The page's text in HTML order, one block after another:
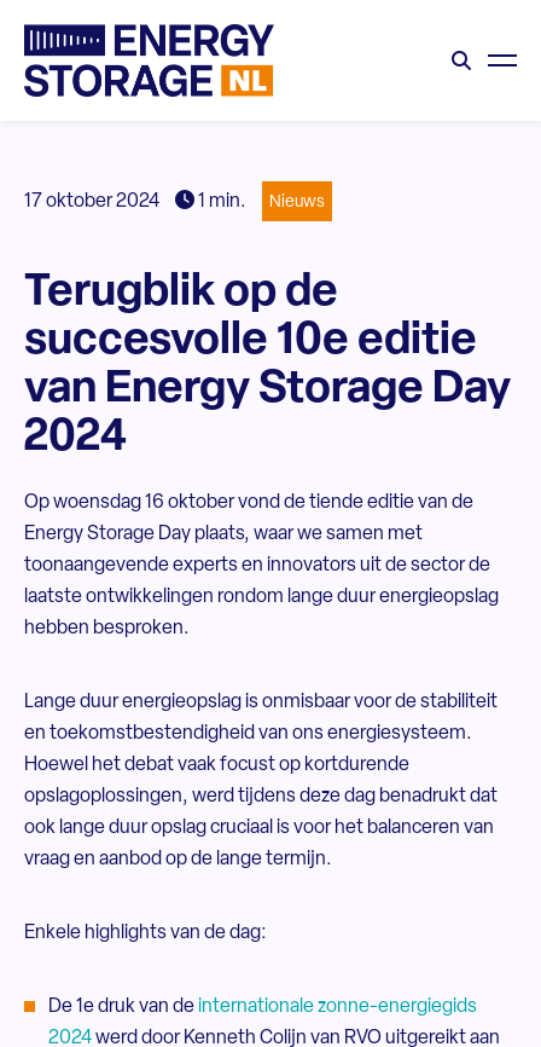
17 oktober 2024 1 min. Nieuws
Terugblik op de
succesvolle 10e editie
van Energy Storage Day
2024
Op woensdag 16 oktober vond de tiende editie van de
Energy Storage Day plaats, waar we samen met
toonaangevende experts en innovators uit de sector de
laatste ontwikkelingen rondom lange duur energieopslag
hebben besproken.
Lange duur energieopslag is onmisbaar voor de stabiliteit
en toekomstbestendigheid van ons energiesysteem.
Hoewel het debat vaak focust op kortdurende
opslagoplossingen, werd tijdens deze dag benadrukt dat
ook lange duur opslag cruciaal is voor het balanceren van
vraag en aanbod op de lange termijn.
Enkele highlights van de dag:
De 1edruk van de internationale zonne-energiegids
2024werd door Kenneth Colijn van RVO uitgereikt aan